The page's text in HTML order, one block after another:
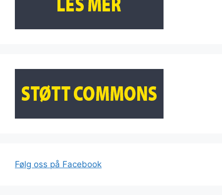
Følg oss på Facebook